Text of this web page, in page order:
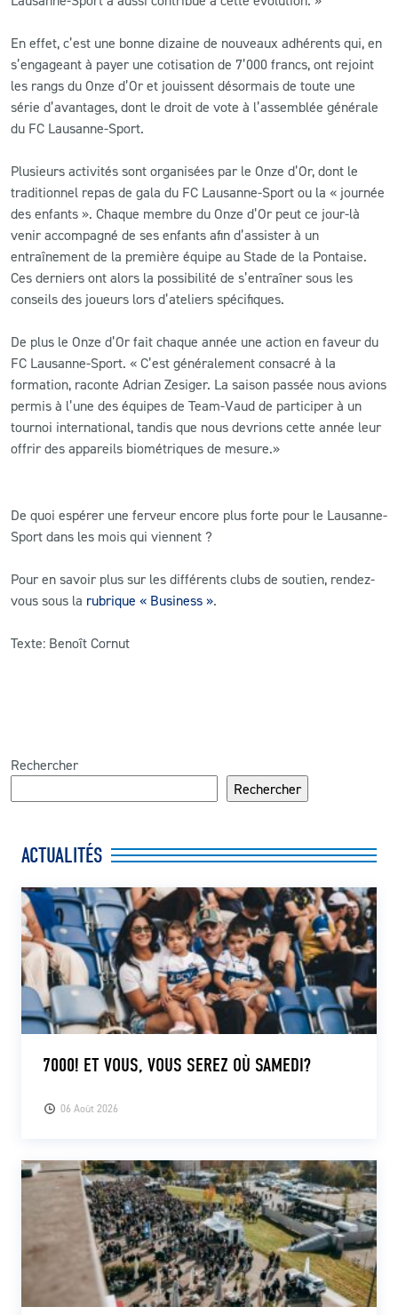
En effet, c’est une bonne dizaine de nouveaux adhérents qui, en
s’engageant à payer une cotisation de 7’000 francs, ont rejoint
les rangs du Onze d’Or et jouissent désormais de toute une
série d’avantages, dont le droit de vote à l’assemblée générale
du FC Lausanne-Sport.
Plusieurs activités sont organisées par le Onze d’Or, dont le
traditionnel repas de gala du FC Lausanne-Sport ou la « journée
des enfants ». Chaque membre du Onze d’Or peut ce jour-là
venir accompagné de ses enfants afin d’assister à un
entraînement de la première équipe au Stade de la Pontaise.
Ces derniers ont alors la possibilité de s’entraîner sous les
conseils des joueurs lors d’ateliers spécifiques.
De plus le Onze d’Or fait chaque année une action en faveur du
FC Lausanne-Sport. « C’est généralement consacré à la
formation, raconte Adrian Zesiger. La saison passée nous avions
permis à l’une des équipes de Team-Vaud de participer à un
tournoi international, tandis que nous devrions cette année leur
offrir des appareils biométriques de mesure.»
De quoi espérer une ferveur encore plus forte pour le Lausanne-
Sport dans les mois qui viennent ?
Pour en savoir plus sur les différents clubs de soutien, rendez-
vous sous la rubrique « Business ».
Texte: Benoît Cornut
Rechercher
Rechercher
ACTUALITÉS
06 Août 2026
7000! ET VOUS, VOUS SEREZ OÙ SAMEDI?